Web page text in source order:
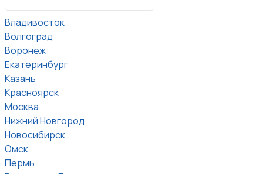
Владивосток
Волгоград
Воронеж
Екатеринбург
Казань
Красноярск
Москва
Нижний Новгород
Новосибирск
Омск
Пермь